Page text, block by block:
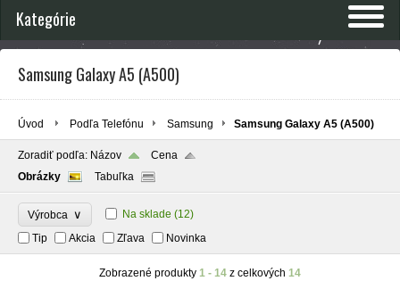
Kategórie
Samsung Galaxy A5 (A500)
Úvod Podľa Telefónu Samsung Samsung Galaxy A5 (A500)
Zoradiť podľa: Názov
Cena
Obrázky
Tabuľka
Výrobca ∨ Na sklade (12)
Tip
Akcia Zľava Novinka
Zobrazené produkty 1 - 14 z celkových 14